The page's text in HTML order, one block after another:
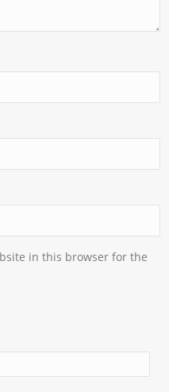
in this browser for the